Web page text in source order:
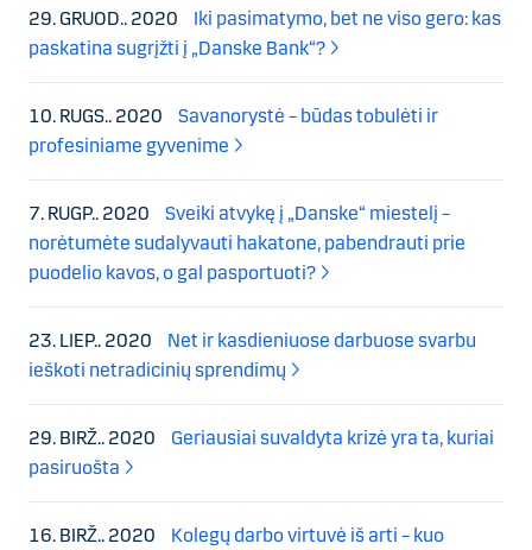
29. GRUOD.. 2020
Iki pasimatymo, bet ne viso gero: kas
paskatina sugrįžti į „Danske Bank“?
10. RUGS.. 2020
Savanorystė – būdas tobulėti ir
profesiniame gyvenime
7. RUGP.. 2020
Sveiki atvykę į „Danske“ miestelį –
norėtumėte sudalyvauti hakatone, pabendrauti prie
puodelio kavos, o gal pasportuoti?
23. LIEP.. 2020
Net ir kasdieniuose darbuose svarbu
ieškoti netradicinių sprendimų
29. BIRŽ.. 2020
Geriausiai suvaldyta krizė yra ta, kuriai
pasiruošta
16. BIRŽ.. 2020 Kolegų darbo virtuvė iš arti – kuo